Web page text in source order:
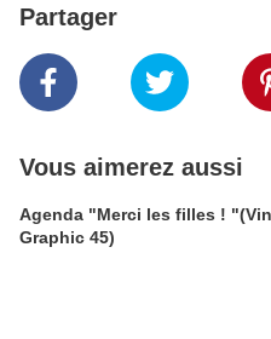
Partager
Vous aimerez aussi
Agenda "Merci les filles !
Graphic 45)